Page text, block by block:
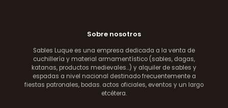
Sobre nosotros
Sables Luque es una empresa dedicada a la venta de
cuchillería y material armamentístico (sables, dagas,
katanas, productos medievales...) y alquiler de sables y
espadas a nivel nacional destinado frecuentemente a
fiestas patronales, bodas. actos oficiales, eventos y un largo
etcétera.